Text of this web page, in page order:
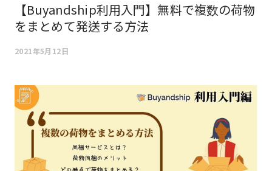
【Buyandship利用入門】無料で複数の荷物
をまとめて発送する方法
2021年5月12日